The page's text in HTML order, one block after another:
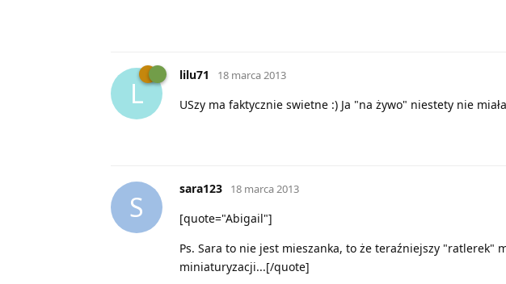
L
lilu71 18 marca 2013
USzy ma faktycznie swietne :) Ja "na żywo" niestety nie
S
sara123 18 marca 2013
[quote="Abigail"]
Ps. Sara to nie jest mieszanka, to że teraźniejszy "ratlerek"
miniaturyzacji...[/quote]